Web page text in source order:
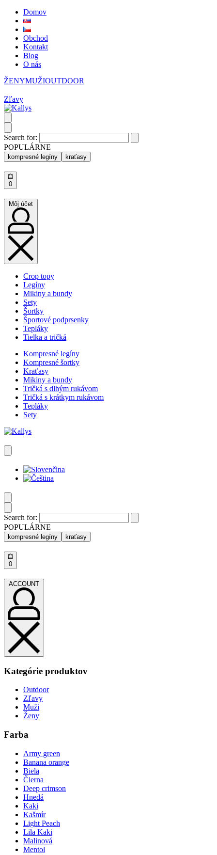
Domov
Obchod
Kontakt
Blog
O nás
ŽENYMUŽIOUTDOOR
Zľavy
Search for:
POPULÁRNE
kompresné legíny kraťasy
0
Môj účet
Crop topy
Legíny
Mikiny a bundy
Sety
Šortky
Športové podprsenky
Tepláky
Tielka a tričká
Kompresné legíny
Kompresné šortky
Kraťasy
Mikiny a bundy
Tričká s dlhým rukávom
Tričká s krátkym rukávom
Tepláky
Sety
Search for:
POPULÁRNE
kompresné legíny kraťasy
0
ACCOUNT
Kategórie produktov
Outdoor
Zľavy
Muži
Ženy
Farba
Army green
Banana orange
Biela
Čierna
Deep crimson
Hnedá
Kaki
Kašmír
Light Peach
Lila Kaki
Malinová
Mentol